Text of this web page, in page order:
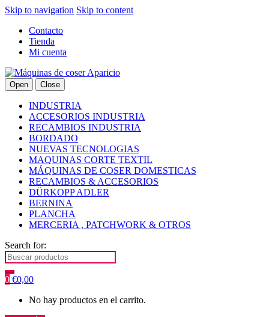
Skip to navigation Skip to content
Contacto
Tienda
Mi cuenta
Open Close
INDUSTRIA
ACCESORIOS INDUSTRIA
RECAMBIOS INDUSTRIA
BORDADO
NUEVAS TECNOLOGIAS
MAQUINAS CORTE TEXTIL
MÁQUINAS DE COSER DOMESTICAS
RECAMBIOS & ACCESORIOS
DÜRKOPP ADLER
BERNINA
PLANCHA
MERCERIA , PATCHWORK & OTROS
Search for:
0 €0,00
No hay productos en el carrito.